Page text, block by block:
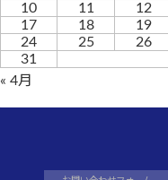
10
11 12
17
18 19
24
25 26
31
« 4月